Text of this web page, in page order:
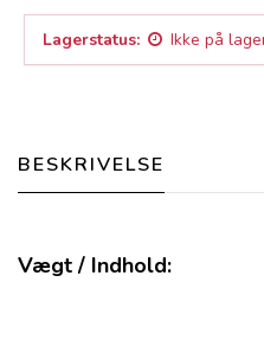
Lagerstatus: Ikke på
BESKRIVELSE
Vægt / Indhold: